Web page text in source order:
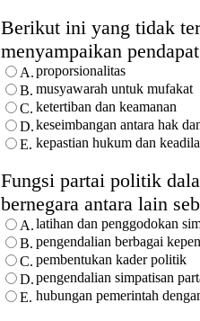
Berikut ini yang tidak
menyampaikan
A.proporsionalitas
B. musyawarah untuk mufakat
C. ketertiban dan keamanan
D.keseimbangan antara hak
E. kepastian hukum dan
Fungsi partai politik
bernegara antara lain
A.latihan dan penggodokan
B. pengendalian berbagai
C. pembentukan kader politik
D.pengendalian simpatisan
E. hubungan pemerintah